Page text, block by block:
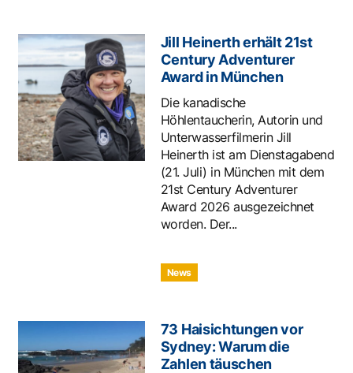
Jill Heinerth erhält 21st
Century Adventurer
Award in München
Die kanadische
Höhlentaucherin, Autorin und
Unterwasserfilmerin Jill
Heinerth ist am Dienstagabend
(21. Juli) in München mit dem
21st Century Adventurer
Award 2026 ausgezeichnet
worden. Der...
News
73 Haisichtungen vor
Sydney: Warum die
Zahlen täuschen